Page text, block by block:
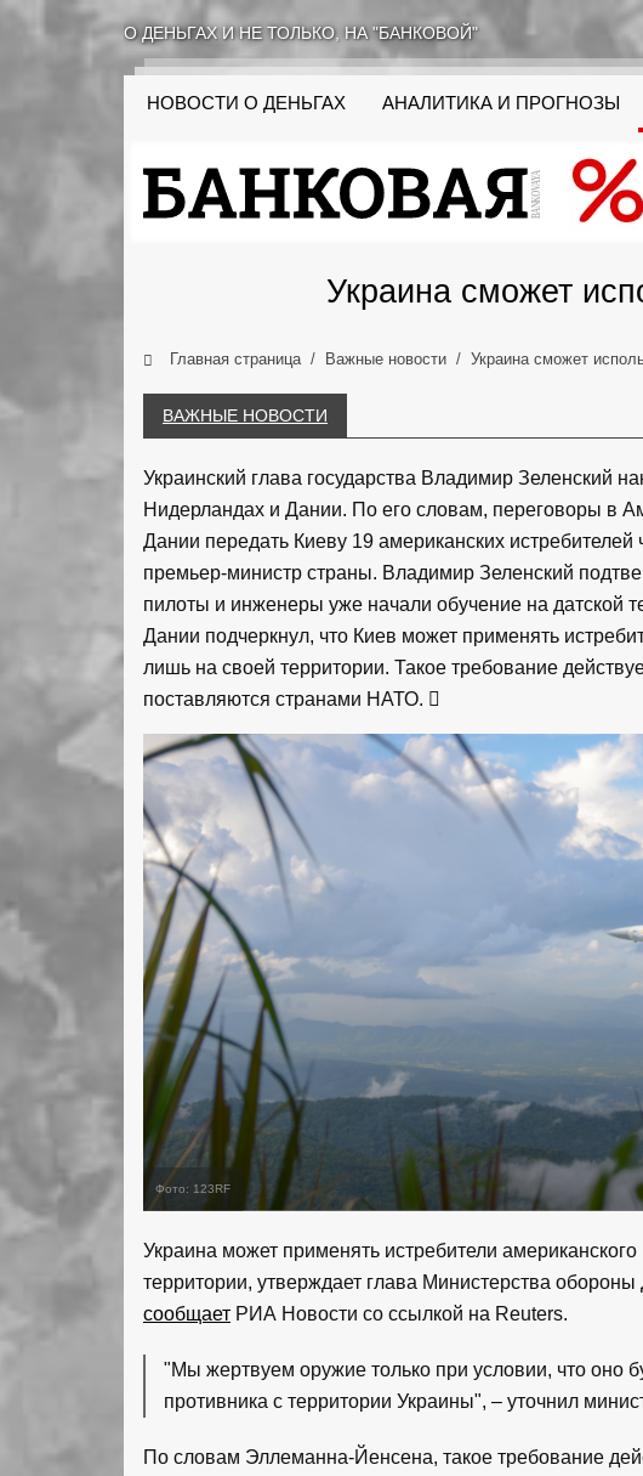
О ДЕНЬГАХ И НЕ ТОЛЬКО, НА "БАНКОВОЙ"
НОВОСТИ О ДЕНЬГАХ АНАЛИТИКА И ПРОГНОЗЫ
Украина сможет
Главная страница Важные новости Украина сможет
ВАЖНЫЕ НОВОСТИ
Украинский глава государства Владимир Зеленский
Нидерландах и Дании. По его словам, переговоры в
Дании передать Киеву 19 американских истребителей
премьер-министр страны. Владимир Зеленский
пилоты и инженеры уже начали обучение на датской
Дании подчеркнул, что Киев может применять
лишь на своей территории. Такое требование
поставляются странами НАТО.
Фото: 123RF
Украина может применять истребители
территории, утверждает глава Министерства
сообщает РИА Новости со ссылкой на Reuters.
"Мы жертвуем оружие только при условии, что оно
противника с территории Украины", – уточнил
По словам Эллеманна-Йенсена, такое требование